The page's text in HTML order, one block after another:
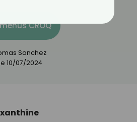
CROQ
Sanchez
10/07/2024